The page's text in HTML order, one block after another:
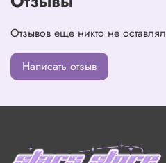
Отзывов еще никто не оставлял
Написать отзыв